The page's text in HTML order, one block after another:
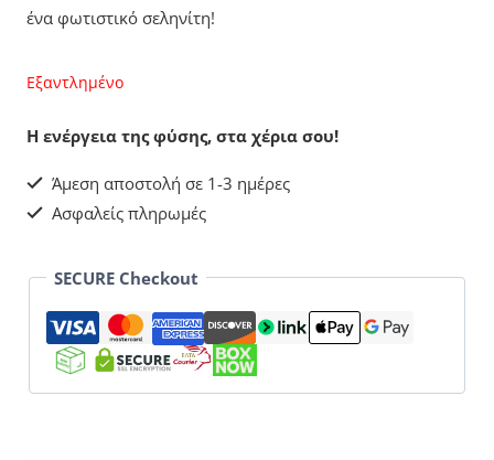
ένα φωτιστικό σεληνίτη!
Εξαντλημένο
Η ενέργεια της φύσης, στα χέρια σου!
Άμεση αποστολή σε 1-3 ημέρες
Ασφαλείς πληρωμές
SECURE Checkout